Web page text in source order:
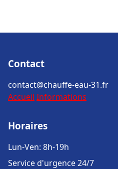
Contact
contact@chauffe-eau-31.fr
Accueil Informations
Horaires
Lun-Ven: 8h-19h
Service d'urgence 24/7